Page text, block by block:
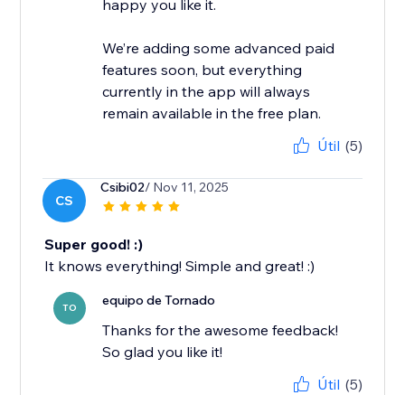
happy you like it.
We’re adding some advanced paid
features soon, but everything
currently in the app will always
remain available in the free plan.
Útil (5)
CS
Csibi02/ Nov 11, 2025
Super good! :)
It knows everything! Simple and great! :)
TO equipo de Tornado
Thanks for the awesome feedback!
So glad you like it!
Útil (5)